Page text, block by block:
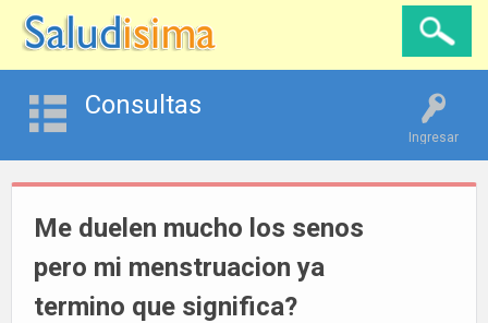
Ingresar
Consultas
Me duelen mucho los senos
pero mi menstruacion ya
termino que significa?